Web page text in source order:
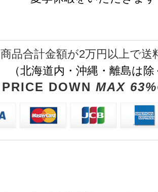
商品合計金額が2万円以上で送
（北海道内・沖縄・離島は
PRICE DOWN MAX